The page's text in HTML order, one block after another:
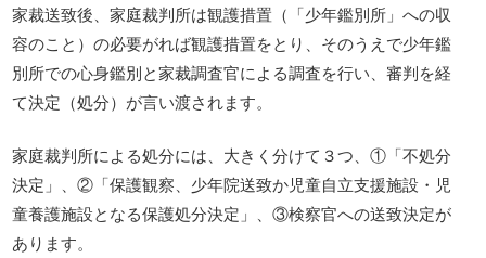
家裁送致後、家庭裁判所は観護措置（「少年鑑別所」への収
容のこと）の必要がれば観護措置をとり、そのうえで少年鑑
別所での心身鑑別と家裁調査官による調査を行い、審判を経
て決定（処分）が言い渡されます。
家庭裁判所による処分には、大きく分けて３つ、①「不処分
決定」、②「保護観察、少年院送致か児童自立支援施設・児
童養護施設となる保護処分決定」、③検察官への送致決定が
あります。